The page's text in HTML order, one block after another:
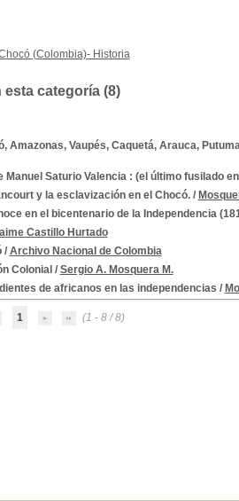
(Colombia)- Historia
categoría (8)
Amazonas, Vaupés, Caquetá, Arauca,
Saturio Valencia : (el último fusilado
y la esclavización en el Chocó./
en el bicentenario de la Independencia
Castillo Hurtado
/ Archivo Nacional de Colombia
Colonial / Sergio A. Mosquera M.
de africanos en las independencias /
1 (1 - 8 / 8)